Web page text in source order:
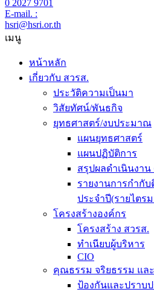
0 2027 9701
E-mail. :
hsri@hsri.or.th
เมนู
หน้าหลัก
เกี่ยวกับ สวรส.
ประวัติความเป็นมา
วิสัยทัศน์/พันธกิจ
ยุทธศาสตร์/งบประมาณ
แผนยุทธศาสตร์
แผนปฏิบัติการ
สรุปผลดำเนินงา
รายงานการกำกั
ประจำปี(รายไตร
โครงสร้างองค์กร
โครงสร้าง สวรส.
ทำเนียบผู้บริหาร
CIO
คุณธรรม จริยธรรม แล
ป้องกันและปราบ